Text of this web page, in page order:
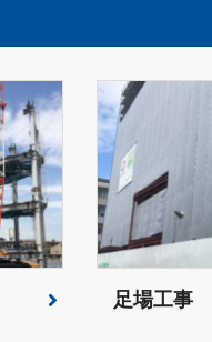
足場工事